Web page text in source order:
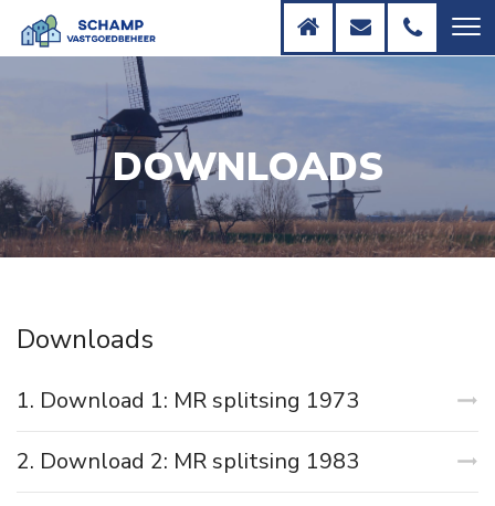
DOWNLOADS
Downloads
1. Download 1: MR splitsing 1973
2. Download 2: MR splitsing 1983